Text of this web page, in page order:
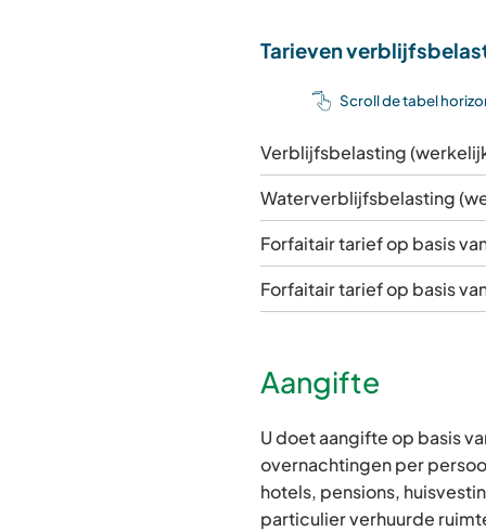
Tarieven
Scroll de tabel
Verblijfsbelasting
Waterverblijfsbelasting
Forfaitair tarief op basis
Forfaitair tarief op basis
Aangifte
U doet aangifte op basis
overnachtingen per
hotels, pensions,
particulier verhuurde